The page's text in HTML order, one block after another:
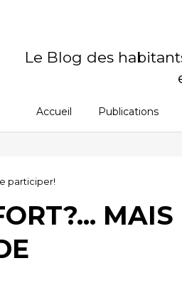
Le Blog des
Accueil Publications
participer!
MAIS